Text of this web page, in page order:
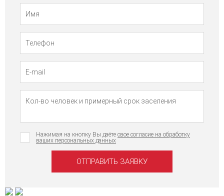
Нажимая на кнопку Вы даёте свое согласие на обработку
ваших персональных данных